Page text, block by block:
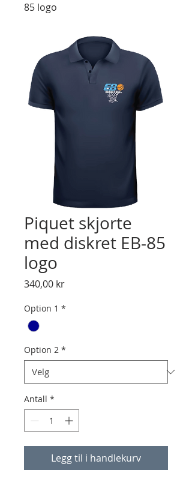
85 logo
Piquet skjorte
med diskret EB-85
logo
340,00 krPris
Option 1 *
Option 2 *
Antall *
Legg til i handlekurv